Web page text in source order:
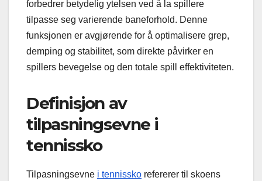
forbedrer betydelig ytelsen ved å la spillere
tilpasse seg varierende baneforhold. Denne
funksjonen er avgjørende for å optimalisere grep,
demping og stabilitet, som direkte påvirker en
spillers bevegelse og den totale spill effektiviteten.
Definisjon av
tilpasningsevne i
tennissko
Tilpasningsevne i tennissko refererer til skoens